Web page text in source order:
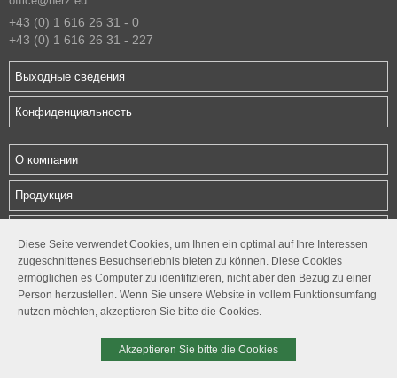
Diese Seite verwendet Cookies, um Ihnen ein optimal auf Ihre Interessen
zugeschnittenes Besuchserlebnis bieten zu können. Diese Cookies
ermöglichen es Computer zu identifizieren, nicht aber den Bezug zu einer
Person herzustellen. Wenn Sie unsere Website in vollem Funktionsumfang
nutzen möchten, akzeptieren Sie bitte die Cookies.
Akzeptieren Sie bitte die Cookies
+43 (0) 1 616 26 31 - 0
+43 (0) 1 616 26 31 - 227
Выходные сведения
Конфиденциальность
О компании
Продукция
Контакты
Follow us